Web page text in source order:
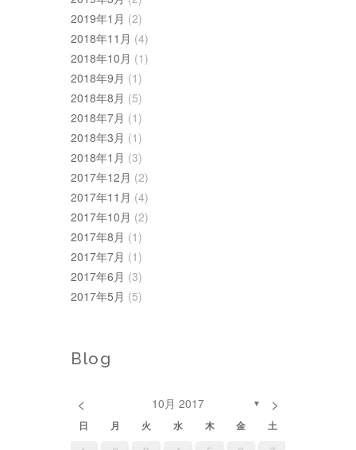
2019年1月 (2)
2018年11月 (4)
2018年10月 (1)
2018年9月 (1)
2018年8月 (5)
2018年7月 (1)
2018年3月 (1)
2018年1月 (3)
2017年12月 (2)
2017年11月 (4)
2017年10月 (2)
2017年8月 (1)
2017年7月 (1)
2017年6月 (3)
2017年5月 (5)
Blog
< 10月 2017 ▼ >
日 月 火 水 木 金 土